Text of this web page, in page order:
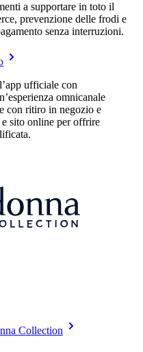
a supportare in toto il
prevenzione delle frodi e
senza interruzioni.
ufficiale con
omnicanale
con ritiro in negozio e
sito online per offrire
Collection